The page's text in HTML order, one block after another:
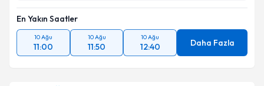
En Yakın Saatler
10 Ağu
11:00
10 Ağu
11:50
10 Ağu
12:40 Daha Fazla